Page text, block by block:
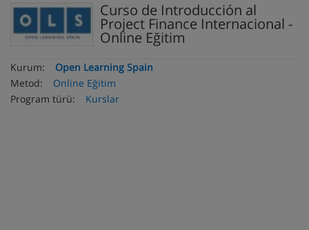
Curso de Introducción al
Project Finance Internacional -
Online Eğitim
Kurum:
Open Learning Spain
Metod:
Online Eğitim
Program türü:
Kurslar